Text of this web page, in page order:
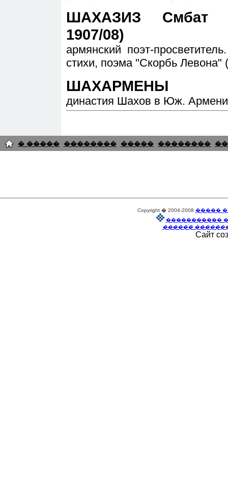
ШАХАЗИЗ Смбат
1907/08)
армянский поэт-
стихи, поэма "Скорбь Левона"
ШАХАРМЕНЫ
династия Шахов в Юж.
� ����� �������� ����� ��������
Copyright � 2004-2008 �����
�����������
������
Сайт